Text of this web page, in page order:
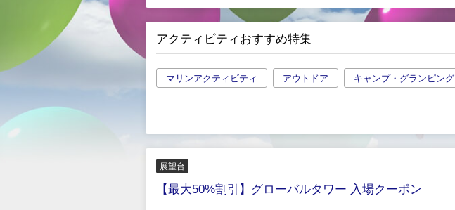
アクティビティおすすめ特集
マリンアクティビティ アウトドア キャンプ・グランピング
展望台
【最大50%割引】グローバルタワー 入場クーポン